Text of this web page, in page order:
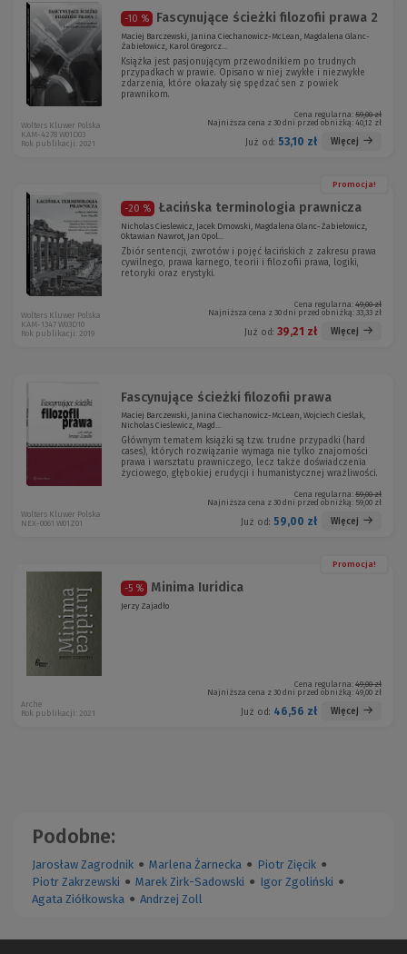
-10 % Fascynujące ścieżki filozofii prawa 2
Maciej Barczewski, Janina Ciechanowicz-McLean, Magdalena Glanc-
Żabiełowicz, Karol Gregorcz...
Książka jest pasjonującym przewodnikiem po trudnych
przypadkach w prawie. Opisano w niej zwykłe i niezwykłe
zdarzenia, które okazały się spędzać sen z powiek
prawnikom.
Cena regularna: 59,00 zł
Najniższa cena z 30 dni przed obniżką: 40,12 zł
Już od: 53,10 zł Więcej
Wolters Kluwer Polska
KAM-4278 W01D03
Rok publikacji: 2021
Promocja!
-20 % Łacińska terminologia prawnicza
Nicholas Cieslewicz, Jacek Dmowski, Magdalena Glanc-Żabiełowicz,
Oktawian Nawrot, Jan Opol...
Zbiór sentencji, zwrotów i pojęć łacińskich z zakresu prawa
cywilnego, prawa karnego, teorii i filozofii prawa, logiki,
retoryki oraz erystyki.
Cena regularna: 49,00 zł
Najniższa cena z 30 dni przed obniżką: 33,33 zł
Już od: 39,21 zł Więcej
Wolters Kluwer Polska
KAM-1347 W03D10
Rok publikacji: 2019
Fascynujące ścieżki filozofii prawa
Maciej Barczewski, Janina Ciechanowicz-McLean, Wojciech Cieślak,
Nicholas Cieslewicz, Magd...
Głównym tematem książki są tzw. trudne przypadki (hard
cases), których rozwiązanie wymaga nie tylko znajomości
prawa i warsztatu prawniczego, lecz także doświadczenia
życiowego, głębokiej erudycji i humanistycznej wrażliwości.
Cena regularna: 59,00 zł
Najniższa cena z 30 dni przed obniżką: 59,00 zł
Już od: 59,00 zł Więcej
Wolters Kluwer Polska
NEX-0061 W01Z01
Promocja!
-5 % Minima Iuridica
Jerzy Zajadło
Cena regularna: 49,00 zł
Najniższa cena z 30 dni przed obniżką: 49,00 zł
Już od: 46,56 zł Więcej
Arche
Rok publikacji: 2021
Podobne:
Jarosław Zagrodnik ● Marlena Żarnecka ● Piotr Zięcik ●
Piotr Zakrzewski ● Marek Zirk-Sadowski ● Igor Zgoliński ●
Agata Ziółkowska ● Andrzej Zoll